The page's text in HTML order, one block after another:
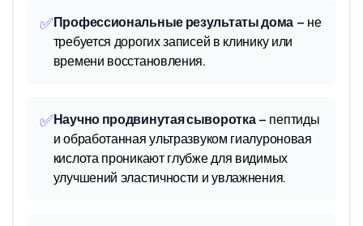
✅Профессиональные результаты дома – не
требуется дорогих записей в клинику или
времени восстановления.
✅Научно продвинутая сыворотка– пептиды
и обработанная ультразвуком гиалуроновая
кислота проникают глубже для видимых
улучшений эластичности и увлажнения.